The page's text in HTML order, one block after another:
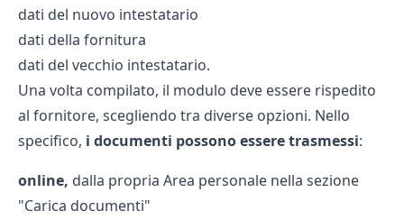
dati del nuovo intestatario
dati della fornitura
dati del vecchio intestatario.
Una volta compilato, il modulo deve essere rispedito
al fornitore, scegliendo tra diverse opzioni. Nello
specifico, i documenti possono essere trasmessi:
online, dalla propria Area personale nella sezione
"Carica documenti"